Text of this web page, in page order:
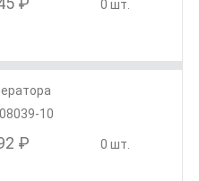
0 шт.
10
₽ 0 шт.